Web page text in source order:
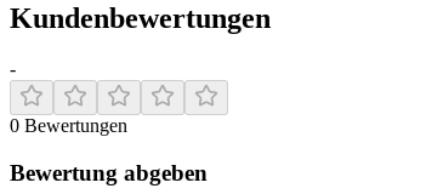
Kundenbewertungen
-
0 Bewertungen
Bewertung abgeben